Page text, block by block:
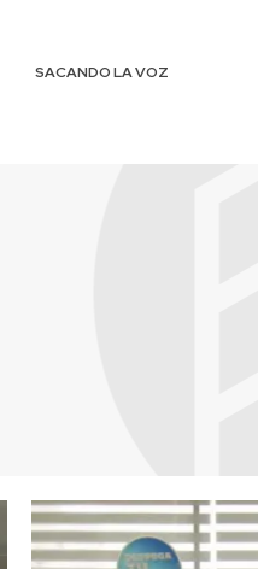
SACANDO LA VOZ